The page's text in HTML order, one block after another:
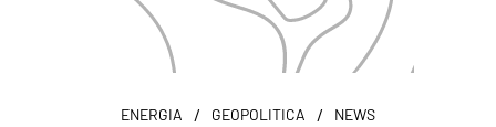
ENERGIA / GEOPOLITICA / NEWS